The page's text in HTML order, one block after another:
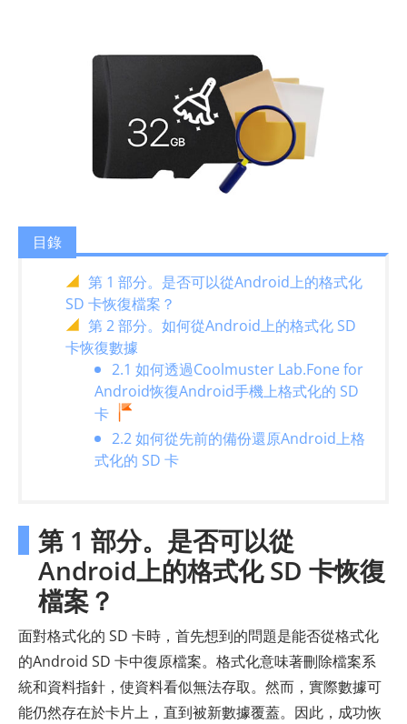
目錄
第 1 部分。是否可以從Android上的格式化
SD 卡恢復檔案？
第 2 部分。如何從Android上的格式化 SD
卡恢復數據
2.1 如何透過Coolmuster Lab.Fone for
Android恢復Android手機上格式化的 SD
卡
2.2 如何從先前的備份還原Android上格
式化的 SD 卡
第 1 部分。是否可以從
Android上的格式化 SD 卡恢復
檔案？
面對格式化的 SD 卡時，首先想到的問題是能否從格式化
的Android SD 卡中復原檔案。格式化意味著刪除檔案系
統和資料指針，使資料看似無法存取。然而，實際數據可
能仍然存在於卡片上，直到被新數據覆蓋。因此，成功恢